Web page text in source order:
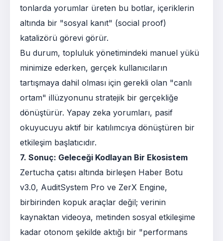
tonlarda yorumlar üreten bu botlar, içeriklerin
altında bir "sosyal kanıt" (social proof)
katalizörü görevi görür.
Bu durum, topluluk yönetimindeki manuel yükü
minimize ederken, gerçek kullanıcıların
tartışmaya dahil olması için gerekli olan "canlı
ortam" illüzyonunu stratejik bir gerçekliğe
dönüştürür. Yapay zeka yorumları, pasif
okuyucuyu aktif bir katılımcıya dönüştüren bir
etkileşim başlatıcıdır.
7. Sonuç: Geleceği Kodlayan Bir Ekosistem
Zertucha çatısı altında birleşen Haber Botu
v3.0, AuditSystem Pro ve ZerX Engine,
birbirinden kopuk araçlar değil; verinin
kaynaktan videoya, metinden sosyal etkileşime
kadar otonom şekilde aktığı bir "performans